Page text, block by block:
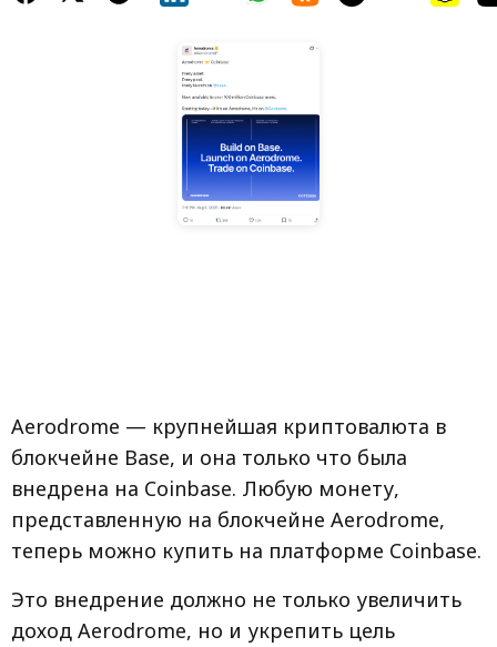
Aerodrome — крупнейшая криптовалюта в
блокчейне Base, и она только что была
внедрена на Coinbase. Любую монету,
представленную на блокчейне Aerodrome,
теперь можно купить на платформе Coinbase.
Это внедрение должно не только увеличить
доход Aerodrome, но и укрепить цель